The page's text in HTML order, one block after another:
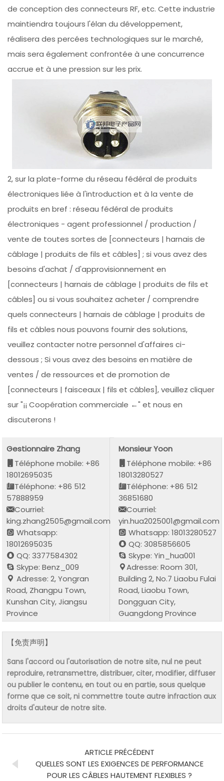
de conception des connecteurs RF, etc. Cette industrie
maintiendra toujours l'élan du développement,
réalisera des percées technologiques sur le marché,
mais sera également confrontée à une concurrence
accrue et à une pression sur les prix.
2, sur la plate-forme du réseau fédéral de produits
électroniques liée à l'introduction et à la vente de
produits en bref : réseau fédéral de produits
électroniques - agent professionnel / production /
vente de toutes sortes de [connecteurs | harnais de
câblage | produits de fils et câbles] ; si vous avez des
besoins d'achat / d'approvisionnement en
[connecteurs | harnais de câblage | produits de fils et
câbles] ou si vous souhaitez acheter / comprendre
quels connecteurs | harnais de câblage | produits de
fils et câbles nous pouvons fournir des solutions,
veuillez contacter notre personnel d'affaires ci-
dessous ; Si vous avez des besoins en matière de
ventes / de ressources et de promotion de
[connecteurs | faisceaux | fils et câbles], veuillez cliquer
sur "¡¡ Coopération commerciale ←" et nous en
discuterons !
Gestionnaire Zhang
Téléphone mobile: +86
18012695035
Téléphone: +86 512
57888959
Courriel:
king.zhang2505@gmail.com
Whatsapp:
18012695035
QQ: 3377584302
Skype: Benz_009
Adresse: 2, Yongran
Road, Zhangpu Town,
Kunshan City, Jiangsu
Province
Monsieur Yoon
Téléphone mobile: +86
18013280527
Téléphone: +86 512
36851680
Courriel:
yin.hua2025001@gmail.com
Whatsapp: 18013280527
QQ: 3085856605
Skype: Yin_hua001
Adresse: Room 301,
Building 2, No.7 Liaobu Fulai
Road, Liaobu Town,
Dongguan City,
Guangdong Province
【免责声明】
Sans l'accord ou l'autorisation de notre site, nul ne peut
reproduire, retransmettre, distribuer, citer, modifier, diffuser
ou publier le contenu, en tout ou en partie, sous quelque
forme que ce soit, ni commettre toute autre infraction aux
droits d'auteur de notre site.
ARTICLE PRÉCÉDENT
QUELLES SONT LES EXIGENCES DE PERFORMANCE
POUR LES CÂBLES HAUTEMENT FLEXIBLES ?